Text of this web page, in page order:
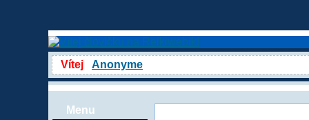
Vítej Anonyme
Menu